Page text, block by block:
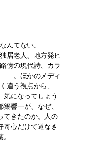
んてない。
居老人、地方発ヒ
傍の現代詩、カラ
……。ほかのメディ
違う視点から、
気になってしょう
響一が、なぜ、
てきたのか。人の
奇心だけで道なき